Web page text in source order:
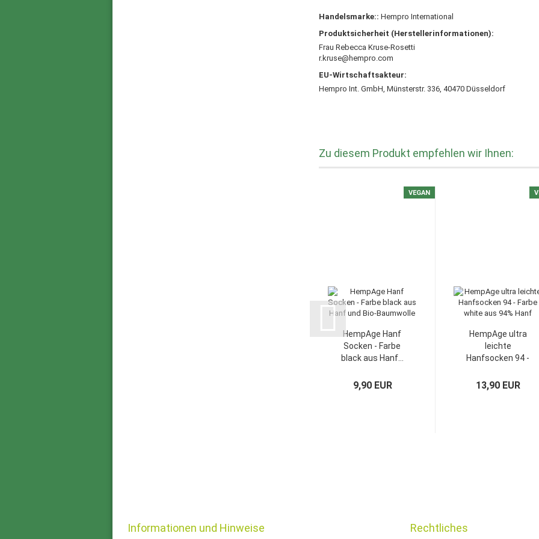
Handelsmarke::Hempro International
Produktsicherheit (Herstellerinformationen):
Frau Rebecca Kruse-Rosetti
r.kruse@hempro.com
EU-Wirtschaftsakteur:
Hempro Int. GmbH, Münsterstr. 336, 40470 Düsseldorf
Zu diesem Produkt empfehlen wir Ihnen:
VEGAN
HempAge Hanf
Socken - Farbe
black aus Hanf...
9,90 EUR
HempAge ultra
leichte
Hanfsocken 94 -
13,90 EUR
Informationen und Hinweise Rechtliches